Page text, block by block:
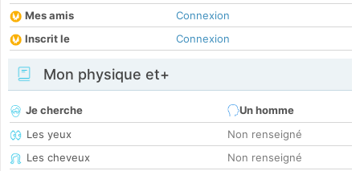
Mes amis
Connexion
Inscrit le
Connexion
Mon physique et+
Je cherche
Un homme
Les yeux
Non renseigné
Les cheveux
Non renseigné